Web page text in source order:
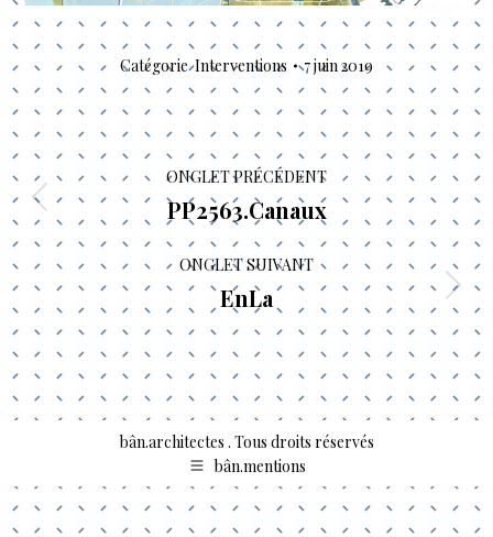
CatégorieInterventions 7 juin 2019
Navigation
de
commentaire
ONGLET PRÉCÉDENT
Onglet
précédent
PP2563.Canaux
ONGLET SUIVANT
Onglet
suivant
EnLa
bân.architectes . Tous droits réservés
bân.mentions